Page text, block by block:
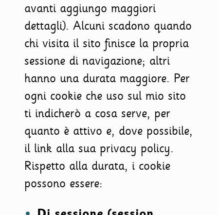
avanti aggiungo maggiori
dettagli). Alcuni scadono quando
chi visita il sito finisce la propria
sessione di navigazione; altri
hanno una durata maggiore. Per
ogni cookie che uso sul mio sito
ti indicherò a cosa serve, per
quanto è attivo e, dove possibile,
il link alla sua privacy policy.
Rispetto alla durata, i cookie
possono essere: